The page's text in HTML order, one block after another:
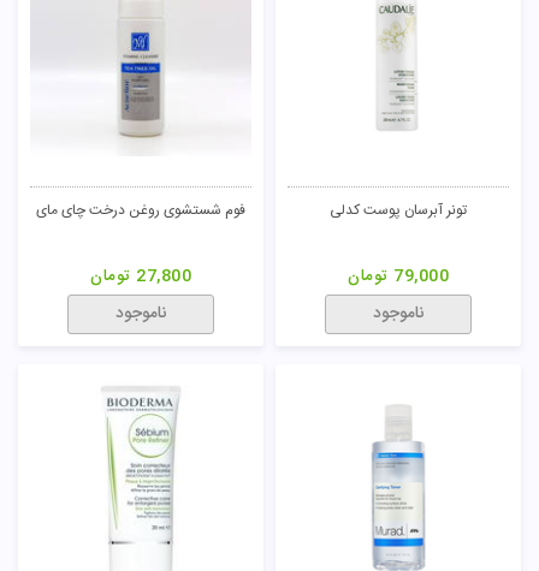
تونر آبرسان پوست کدلی
79,000 تومان
ناموجود
فوم شستشوی روغن درخت چای مای
27,800 تومان
ناموجود